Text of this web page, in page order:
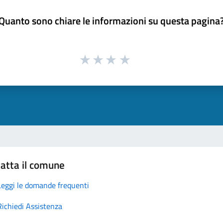
sono chiare le informazioni su questa
il comune
le domande frequenti
Assistenza